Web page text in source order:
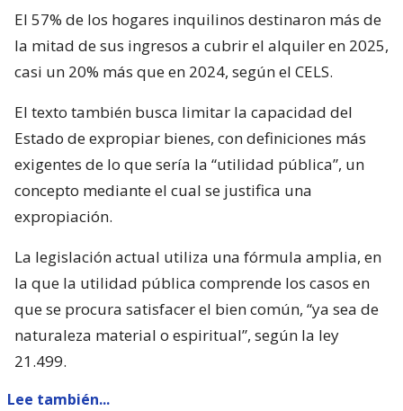
El 57% de los hogares inquilinos destinaron más de
la mitad de sus ingresos a cubrir el alquiler en 2025,
casi un 20% más que en 2024, según el CELS.
El texto también busca limitar la capacidad del
Estado de expropiar bienes, con definiciones más
exigentes de lo que sería la “utilidad pública”, un
concepto mediante el cual se justifica una
expropiación.
La legislación actual utiliza una fórmula amplia, en
la que la utilidad pública comprende los casos en
que se procura satisfacer el bien común, “ya sea de
naturaleza material o espiritual”, según la ley
21.499.
Lee también...